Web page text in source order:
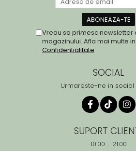
Vreau sa primesc newsletter
magazinului. Afla mai multe in
Confidentialitate
SOCIAL
Urmareste-ne in
SUPORT
10:00 - 21:00